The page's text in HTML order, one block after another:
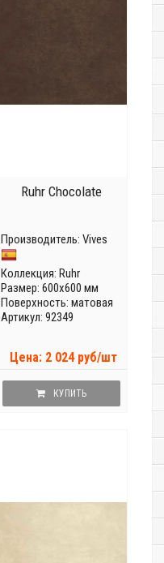
Ruhr Chocolate
Производитель: Vives
Коллекция: Ruhr
Размер: 600x600 мм
Поверхность: матовая
Артикул: 92349
Цена: 2 024 руб/шт
КУПИТЬ